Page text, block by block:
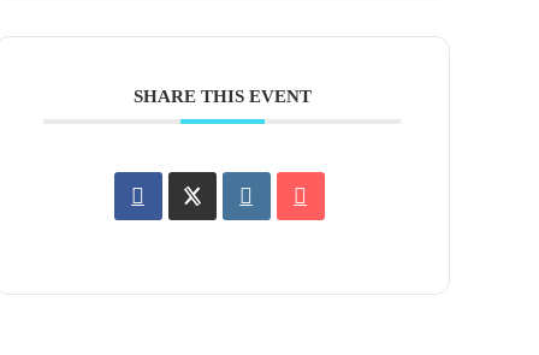
SHARE THIS EVENT